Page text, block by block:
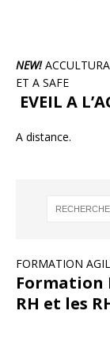
NEW!
ET A SAFE
EVEIL A
A distance.
FORMATION
Formation
RH et les